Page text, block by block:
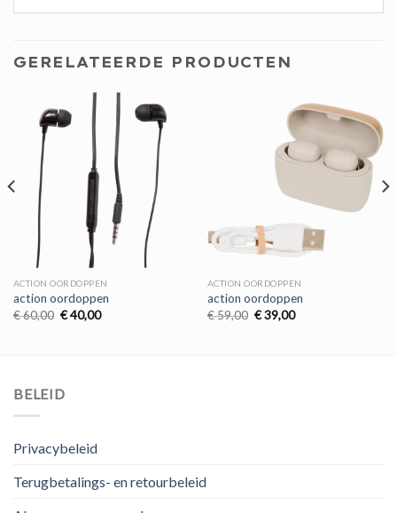
GERELATEERDE PRODUCTEN
ACTION OORDOPPEN
action oordoppen
€60,00 Oorspronkelijke
€40,00Huidige
ACTION OORDOPPEN
action oordoppen
€59,00 Oorspronkelijke
€39,00Huidige
BELEID
Privacybeleid
Terugbetalings- en retourbeleid